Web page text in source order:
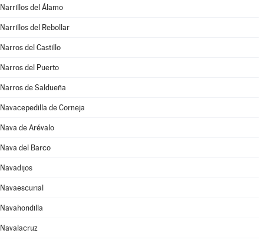
Narrillos del Álamo
Narrillos del Rebollar
Narros del Castillo
Narros del Puerto
Narros de Saldueña
Navacepedilla de Corneja
Nava de Arévalo
Nava del Barco
Navadijos
Navaescurial
Navahondilla
Navalacruz